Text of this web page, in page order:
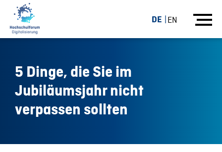
DE EN
5 Dinge, die Sie im
Jubiläumsjahr nicht
verpassen sollten